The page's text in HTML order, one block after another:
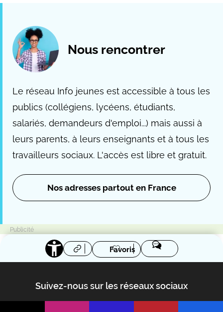
Nous rencontrer
Le réseau Info jeunes est accessible à tous les
publics (collégiens, lycéens, étudiants,
salariés, demandeurs d'emploi...) mais aussi à
leurs parents, à leurs enseignants et à tous les
travailleurs sociaux. L'accès est libre et gratuit.
Nos adresses partout en France
Favoris
Suivez-nous sur les réseaux sociaux